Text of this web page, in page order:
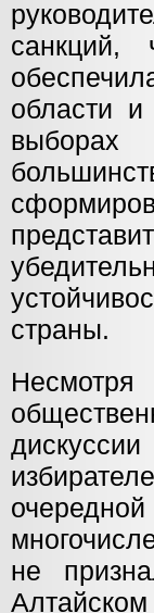
санкций,
области
страны.
не
Алтайском